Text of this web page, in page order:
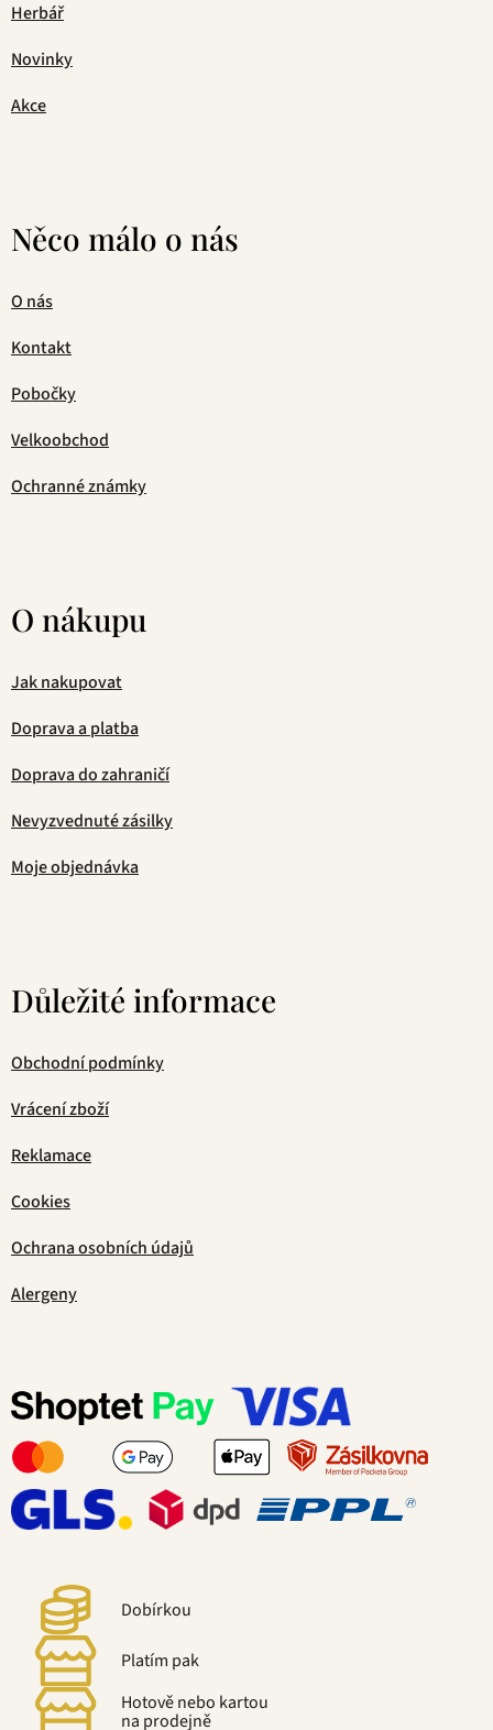
Herbář
Novinky
Akce
Něco málo o nás
O nás
Kontakt
Pobočky
Velkoobchod
Ochranné známky
O nákupu
Jak nakupovat
Doprava a platba
Doprava do zahraničí
Nevyzvednuté zásilky
Moje objednávka
Důležité informace
Obchodní podmínky
Vrácení zboží
Reklamace
Cookies
Ochrana osobních údajů
Alergeny
Dobírkou
Platím pak
Hotově nebo kartou
na prodejně